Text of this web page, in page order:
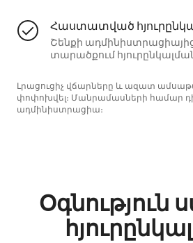
Հաստատված
Շենքի
տարածքում
Լրացուցիչ վճարները և ազատ
փոփոխվել։ Մանրամասների համար
ադմինիստրացիա։
Օգնություն